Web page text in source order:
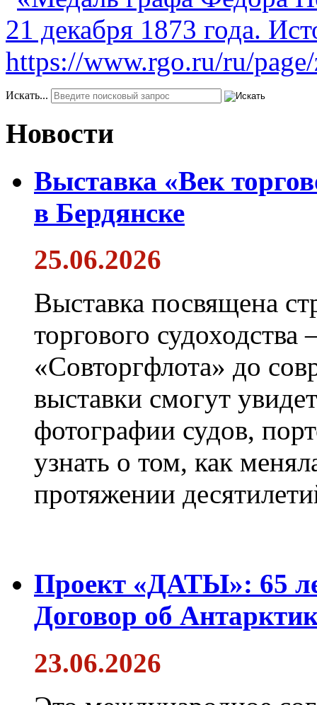
Искать...
Новости
Выставка «Век
в Бердянске
25.06.2026
Выставка посвящена
торгового
«Совторгфлота» до
выставки смогут
фотографии судов,
узнать о том, как
протяжении
Проект «ДАТЫ»: 65
Договор об
23.06.2026